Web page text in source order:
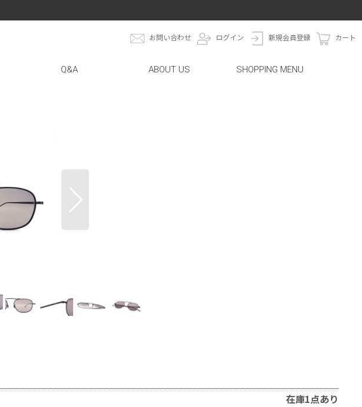
お問い合わせ ログイン 新規会員登録 カート
Q&A ABOUT US SHOPPING MENU
在庫1点あり